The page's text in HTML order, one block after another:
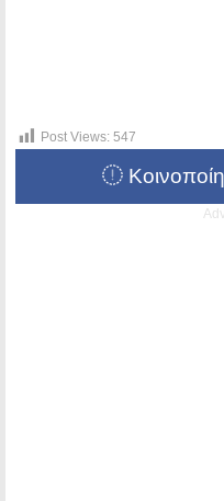
Post Views: 547